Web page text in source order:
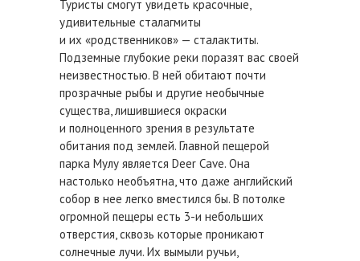
Туристы смогут увидеть красочные,
удивительные сталагмиты
и их «родственников» — сталактиты.
Подземные глубокие реки поразят вас своей
неизвестностью. В ней обитают почти
прозрачные рыбы и другие необычные
существа, лишившиеся окраски
и полноценного зрения в результате
обитания под землей. Главной пещерой
парка Мулу является Deer Cave. Она
настолько необъятна, что даже английский
собор в нее легко вместился бы. В потолке
огромной пещеры есть 3-и небольших
отверстия, сквозь которые проникают
солнечные лучи. Их вымыли ручьи,